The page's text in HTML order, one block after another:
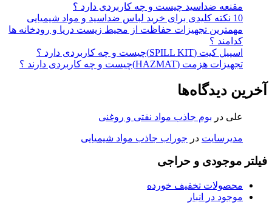
مقنعه ضداسید چیست و چه کاربردی دارد ؟
10 نکته کلیدی برای خرید لباس ضداسید و مواد شیمیایی
مهمترین تجهیزات حفاظت از محیط زیست دریا و رودخانه ها
کدامند ؟
اسپیل کیت (SPILL KIT)چیست و چه کاربردی دارد ؟
تجهیزات هزمت (HAZMAT)چیست و چه کاربردی دارند ؟
آخرین دیدگاه‌ها
علی در بوم جاذب مواد نفتی و روغنی
مدیرسایت در جوراب جاذب مواد شیمیایی
فیلتر موجودی و حراجی
محصولات تخفیف خورده
موجود در انبار